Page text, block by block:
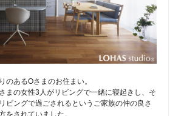
のあるOさまのお住まい。
まの女性3人がリビングで一緒に寝起きし、そ
ビングで過ごされるというご家族の仲の良さ